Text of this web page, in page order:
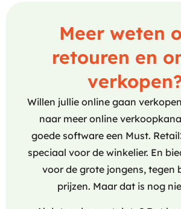
Meer weten
retouren en
Willen jullie online gaan
naar meer online
goede software een Must.
speciaal voor de winkelier. En
voor de grote jongens, tegen
prijzen. Maar dat is nog